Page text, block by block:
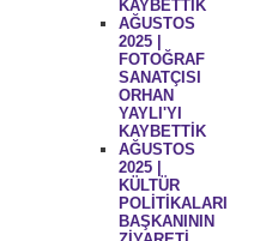
KAYBETTİK
AĞUSTOS
2025 |
FOTOĞRAF
SANATÇISI
ORHAN
YAYLI'YI
KAYBETTİK
AĞUSTOS
2025 |
KÜLTÜR
POLİTİKALARI
BAŞKANININ